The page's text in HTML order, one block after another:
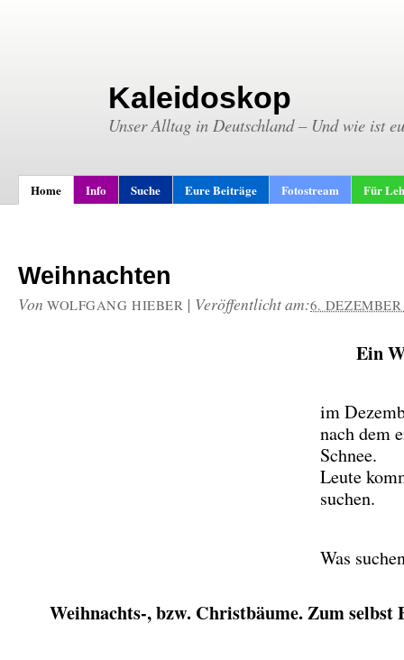
Kaleidoskop
Unser Alltag in Deutschland – Und wie ist
Home Info Suche Eure Beiträge Fotostream Für
Weihnachten
Von WOLFGANG HIEBER | Veröffentlicht am:6. DEZEMBER
Ein
im
nach dem
Schnee.
Leute
suchen.
Was
Weihnachts-, bzw. Christbäume. Zum selbst